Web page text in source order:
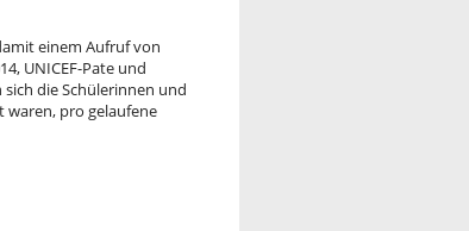
einem Aufruf von
UNICEF-Pate und
die Schülerinnen und
waren, pro gelaufene